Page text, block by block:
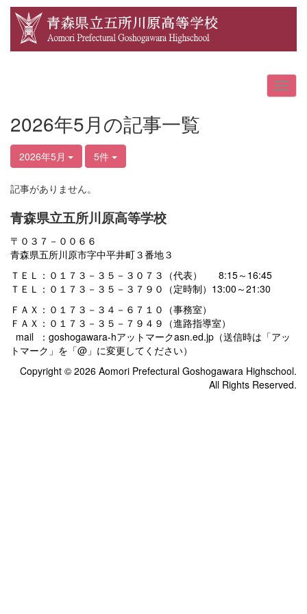
2026年5月の記事一覧
2026年5月 5件
記事がありません。
青森県立五所川原高等学校
〒０３７－００６６
青森県五所川原市字中平井町３番地３
ＴＥＬ：０１７３－３５－３０７３（代表） 8:15～16:45
ＴＥＬ：０１７３－３５－３７９０（定時制）13:00～21:30
ＦＡＸ：０１７３－３４－６７１０（事務室）
ＦＡＸ：０１７３－３５－７９４９（進路指導室）
mail ：goshogawara-hアットマークasn.ed.jp（送信時は「アッ
トマーク」を「@」に変更してください）
Copyright © 2026 Aomori Prefectural Goshogawara Highschool.
All Rights Reserved.